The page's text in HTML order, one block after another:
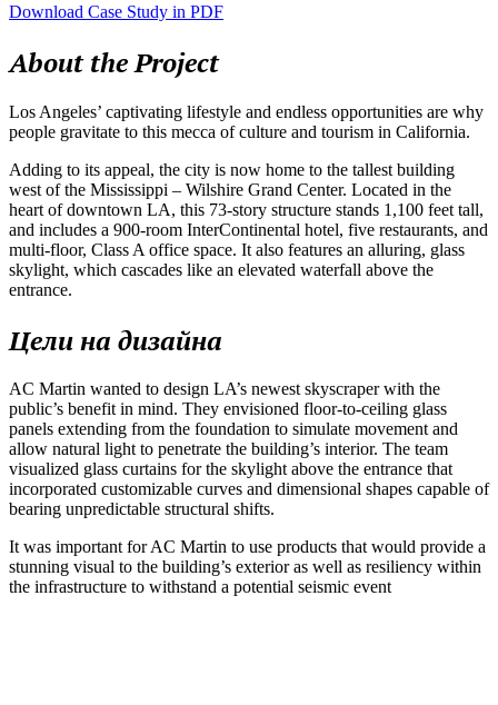
Download Case Study in PDF
About the Project
Los Angeles’ captivating lifestyle and endless opportunities are why
people gravitate to this mecca of culture and tourism in California.
Adding to its appeal, the city is now home to the tallest building
west of the Mississippi – Wilshire Grand Center. Located in the
heart of downtown LA, this 73-story structure stands 1,100 feet tall,
and includes a 900-room InterContinental hotel, five restaurants, and
multi-floor, Class A office space. It also features an alluring, glass
skylight, which cascades like an elevated waterfall above the
entrance.
Цели на дизайна
AC Martin wanted to design LA’s newest skyscraper with the
public’s benefit in mind. They envisioned floor-to-ceiling glass
panels extending from the foundation to simulate movement and
allow natural light to penetrate the building’s interior. The team
visualized glass curtains for the skylight above the entrance that
incorporated customizable curves and dimensional shapes capable of
bearing unpredictable structural shifts.
It was important for AC Martin to use products that would provide a
stunning visual to the building’s exterior as well as resiliency within
the infrastructure to withstand a potential seismic event